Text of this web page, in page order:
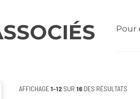
Pour
AFFICHAGE1-12 SUR 16 DES RÉSULTATS